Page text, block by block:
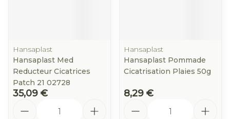
Hansaplast
Hansaplast Med
Reducteur Cicatrices
Patch 21 02728
35,09 €
Hansaplast
Hansaplast Pommade
Cicatrisation Plaies 50g
8,29 €